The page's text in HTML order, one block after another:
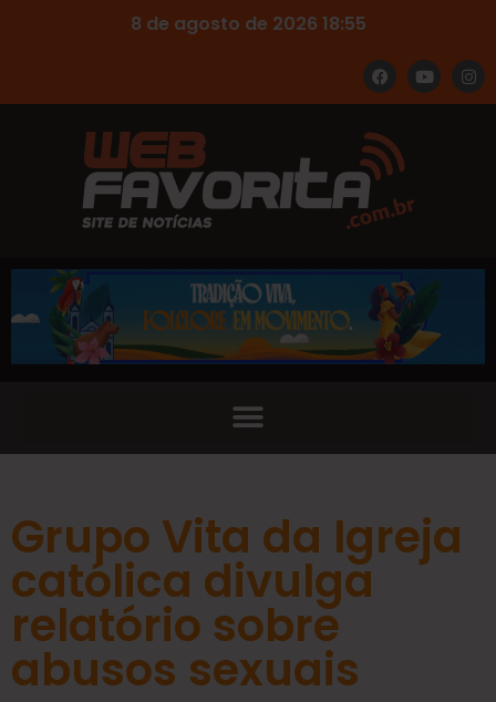
8 de agosto de 2026 18:55
Grupo Vita da Igreja
católica divulga
relatório sobre
abusos sexuais